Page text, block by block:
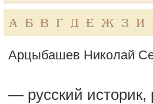
А Б В Г Д Е Ж З И
Арцыбашев Николай
— русский историк,